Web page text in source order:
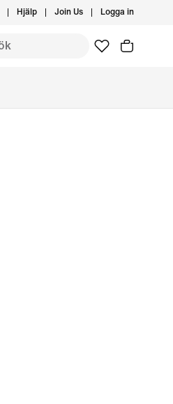
Hjälp Join Us Logga in